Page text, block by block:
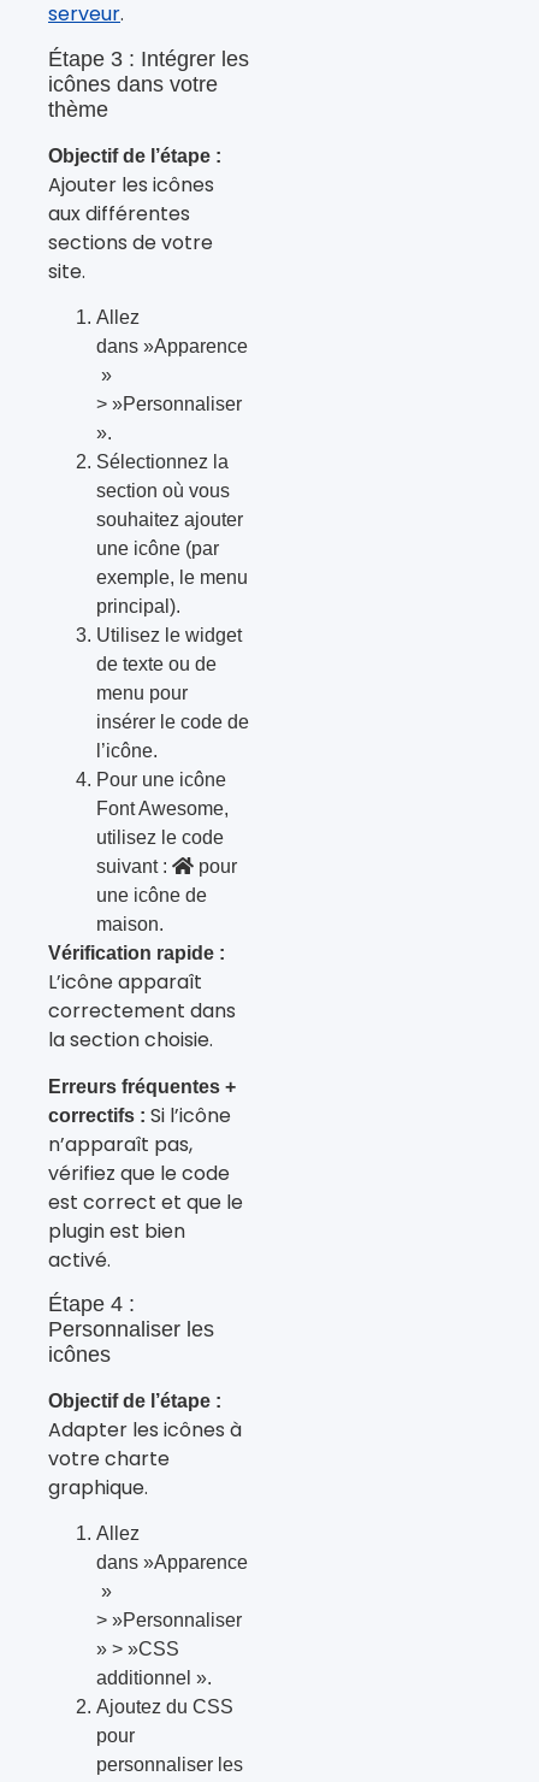
serveur.
Étape 3 : Intégrer les
icônes dans votre
thème
Objectif de l’étape :
Ajouter les icônes
aux différentes
sections de votre
site.
Allez
dans »Apparence
»
> »Personnaliser
».
Sélectionnez la
section où vous
souhaitez ajouter
une icône (par
exemple, le menu
principal).
Utilisez le widget
de texte ou de
menu pour
insérer le code de
l’icône.
Pour une icône
Font Awesome,
utilisez le code
suivant :
pour
une icône de
maison.
Vérification rapide :
L’icône apparaît
correctement dans
la section choisie.
Erreurs fréquentes +
correctifs : Si l’icône
n’apparaît pas,
vérifiez que le code
est correct et que le
plugin est bien
activé.
Étape 4 :
Personnaliser les
icônes
Objectif de l’étape :
Adapter les icônes à
votre charte
graphique.
Allez
dans »Apparence
»
> »Personnaliser
» > »CSS
additionnel ».
Ajoutez du CSS
pour
personnaliser les